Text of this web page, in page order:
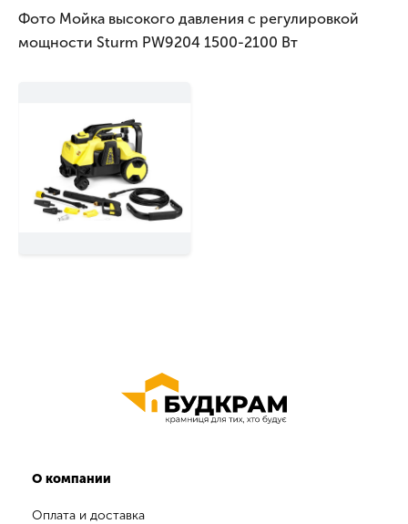
Фото Мойка высокого давления с регулировкой
мощности Sturm PW9204 1500-2100 Вт
О компании
Оплата и доставка